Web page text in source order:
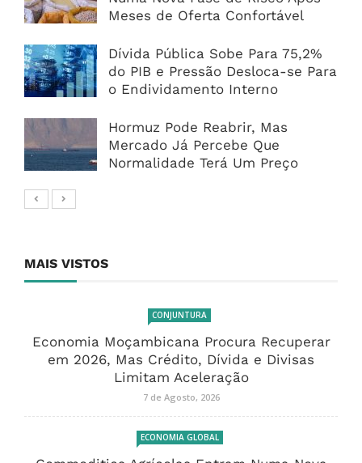
Meses de Oferta Confortável
Dívida Pública Sobe Para 75,2%
do PIB e Pressão Desloca-se Para
o Endividamento Interno
Hormuz Pode Reabrir, Mas
Mercado Já Percebe Que
Normalidade Terá Um Preço
MAIS VISTOS
CONJUNTURA
Economia Moçambicana Procura Recuperar
em 2026, Mas Crédito, Dívida e Divisas
Limitam Aceleração
7 de Agosto, 2026
ECONOMIA GLOBAL